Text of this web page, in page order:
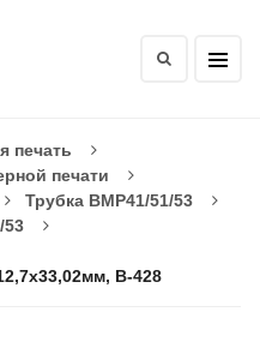
печать
печати
Трубка BMP41/51/53
53
B-428